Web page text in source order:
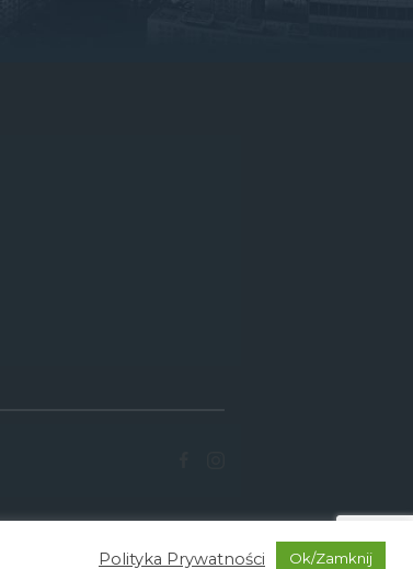
Polityka Prywatności Ok/Zamknij